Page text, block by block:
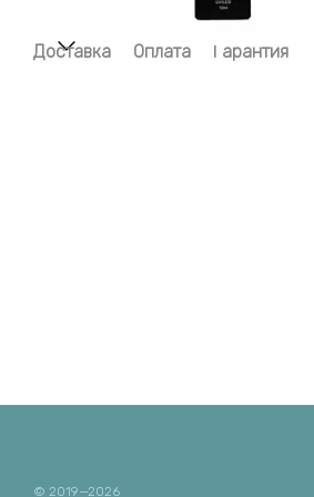
Доставка Оплата Гарантия
© 2019—2026